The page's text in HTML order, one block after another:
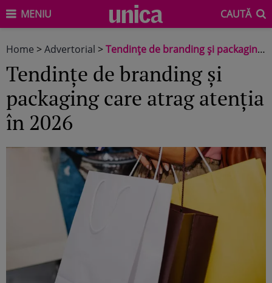
MENIU CAUTĂ
Home >Advertorial >Tendințe de branding și packaging care atrag atenția în 2026
Tendințe de branding și
packaging care atrag atenția
în 2026